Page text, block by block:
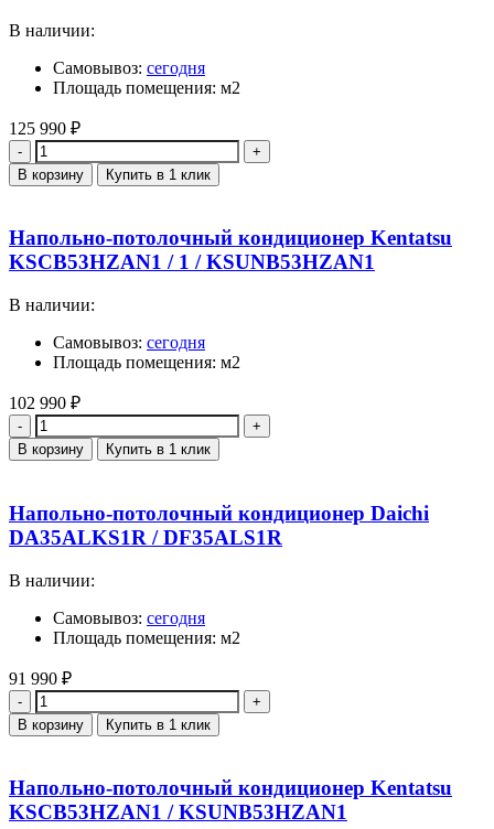
В наличии:
Самовывоз: сегодня
Площадь помещения: м2
125 990 ₽
Количество
В корзину Купить в 1 клик
Напольно-потолочный кондиционер Kentatsu
KSCB53HZAN1 / 1 / KSUNB53HZAN1
В наличии:
Самовывоз: сегодня
Площадь помещения: м2
102 990 ₽
Количество
В корзину Купить в 1 клик
Напольно-потолочный кондиционер Daichi
DA35ALKS1R / DF35ALS1R
В наличии:
Самовывоз: сегодня
Площадь помещения: м2
91 990 ₽
Количество
В корзину Купить в 1 клик
Напольно-потолочный кондиционер Kentatsu
KSCB53HZAN1 / KSUNB53HZAN1